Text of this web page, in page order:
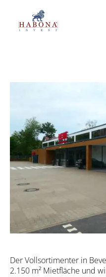
Der Voll­sor­ti­men­ter in
2.150 m² Miet­flä­che und